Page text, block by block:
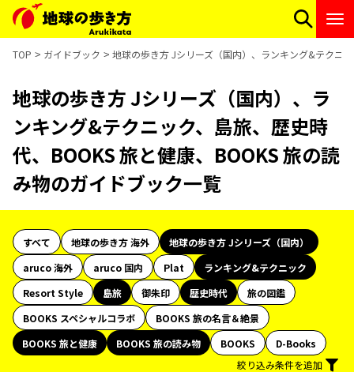
TOP ガイドブック 地球の歩き方 Jシリーズ（国内）、ランキング&テクニ
地球の歩き方 Jシリーズ（国内）、ラ
ンキング&テクニック、島旅、歴史時
代、BOOKS 旅と健康、BOOKS 旅の読
み物のガイドブック一覧
すべて 地球の歩き方 海外
地球の歩き方 Jシリーズ（国内）
aruco 海外
aruco 国内 Plat
ランキング&テクニック
Resort Style
島旅 御朱印 歴史時代
旅の図鑑
BOOKS スペシャルコラボ
BOOKS 旅の名言＆絶景
BOOKS 旅と健康
BOOKS 旅の読み物 BOOKS
D-Books
絞り込み条件を追加